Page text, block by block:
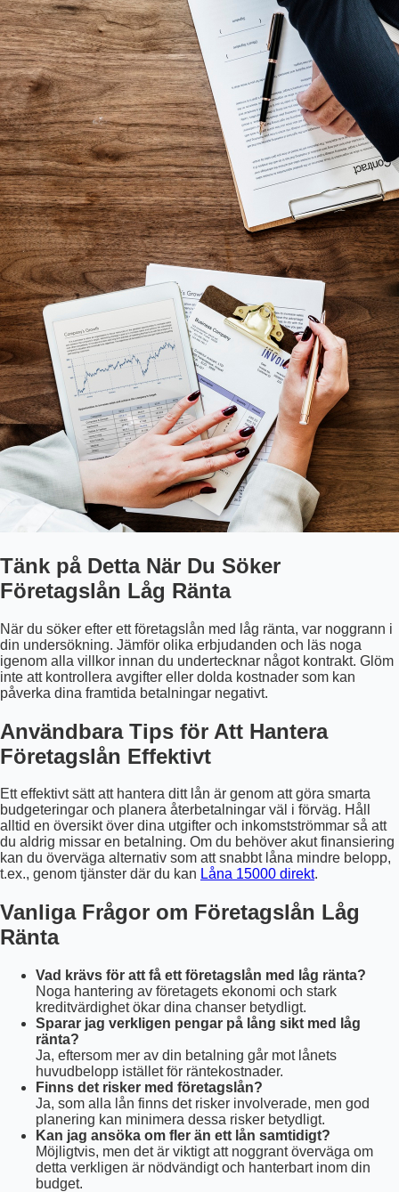
Tänk på Detta När Du Söker
Företagslån Låg Ränta
När du söker efter ett företagslån med låg ränta, var noggrann i
din undersökning. Jämför olika erbjudanden och läs noga
igenom alla villkor innan du undertecknar något kontrakt. Glöm
inte att kontrollera avgifter eller dolda kostnader som kan
påverka dina framtida betalningar negativt.
Användbara Tips för Att Hantera
Företagslån Effektivt
Ett effektivt sätt att hantera ditt lån är genom att göra smarta
budgeteringar och planera återbetalningar väl i förväg. Håll
alltid en översikt över dina utgifter och inkomstströmmar så att
du aldrig missar en betalning. Om du behöver akut finansiering
kan du överväga alternativ som att snabbt låna mindre belopp,
t.ex., genom tjänster där du kan Låna 15000 direkt.
Vanliga Frågor om Företagslån Låg
Ränta
Vad krävs för att få ett företagslån med låg ränta?
Noga hantering av företagets ekonomi och stark
kreditvärdighet ökar dina chanser betydligt.
Sparar jag verkligen pengar på lång sikt med låg
ränta?
Ja, eftersom mer av din betalning går mot lånets
huvudbelopp istället för räntekostnader.
Finns det risker med företagslån?
Ja, som alla lån finns det risker involverade, men god
planering kan minimera dessa risker betydligt.
Kan jag ansöka om fler än ett lån samtidigt?
Möjligtvis, men det är viktigt att noggrant överväga om
detta verkligen är nödvändigt och hanterbart inom din
budget.